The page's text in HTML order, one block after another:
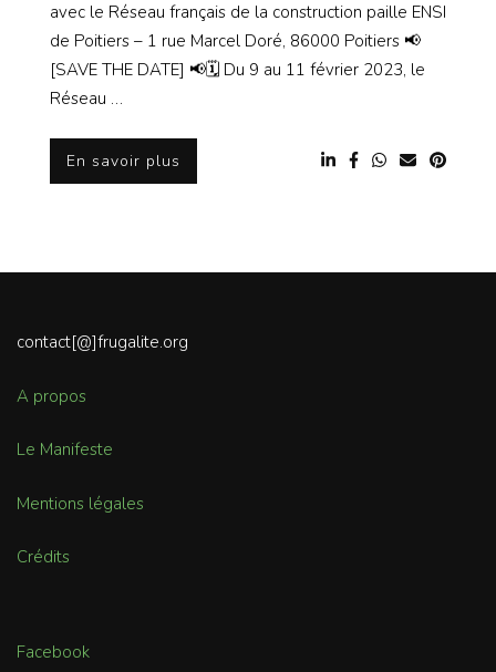
avec le Réseau français de la construction paille ENSI
de Poitiers – 1 rue Marcel Doré, 86000 Poitiers 📢
[SAVE THE DATE] 📢🗓️ Du 9 au 11 février 2023, le
Réseau …
En savoir plus
contact[@]frugalite.org
A propos
Le Manifeste
Mentions légales
Crédits
Facebook